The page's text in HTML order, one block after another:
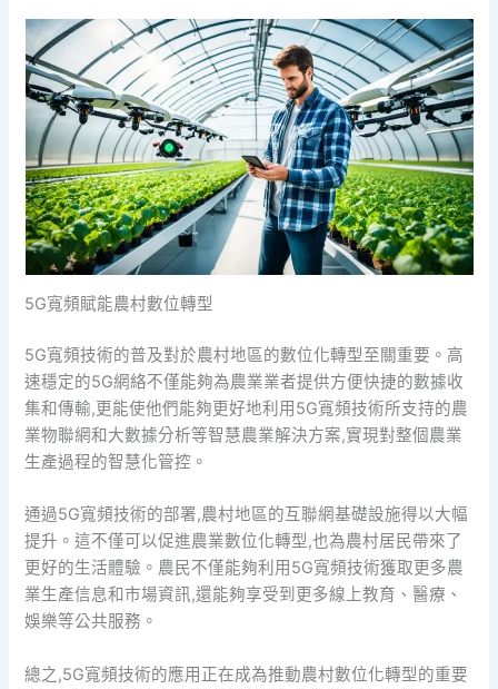
5G寬頻賦能農村數位轉型
5G寬頻技術的普及對於農村地區的數位化轉型至關重要。高
速穩定的5G網絡不僅能夠為農業業者提供方便快捷的數據收
集和傳輸,更能使他們能夠更好地利用5G寬頻技術所支持的農
業物聯網和大數據分析等智慧農業解決方案,實現對整個農業
生產過程的智慧化管控。
通過5G寬頻技術的部署,農村地區的互聯網基礎設施得以大幅
提升。這不僅可以促進農業數位化轉型,也為農村居民帶來了
更好的生活體驗。農民不僅能夠利用5G寬頻技術獲取更多農
業生產信息和市場資訊,還能夠享受到更多線上教育、醫療、
娛樂等公共服務。
總之,5G寬頻技術的應用正在成為推動農村數位化轉型的重要